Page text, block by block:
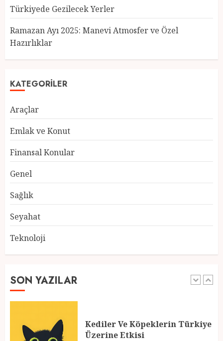
Türkiyede Gezilecek Yerler
Ramazan Ayı 2025: Manevi Atmosfer ve Özel
Hazırlıklar
KATEGORILER
Araçlar
Emlak ve Konut
Finansal Konular
Genel
Sağlık
Seyahat
Teknoloji
SON YAZILAR
Türkiye’nin En Güzel Kedileri
Seçildi
12 MART 2025
4
5
1
2025 En İyi Yaz Tatilleri
Kediler Ve Köpeklerin Türkiye
Üzerine Etkisi